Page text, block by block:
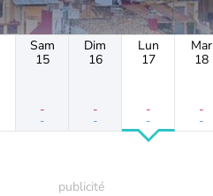
Sam
15
-
-
Dim
16
-
-
Lun
17
-
-
Mar
18
-
-